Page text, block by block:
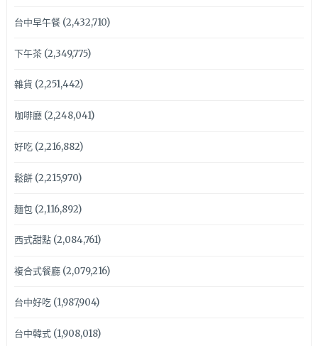
台中早午餐(2,432,710)
下午茶(2,349,775)
雜貨 (2,251,442)
咖啡廳(2,248,041)
好吃(2,216,882)
鬆餅(2,215,970)
麵包(2,116,892)
西式甜點(2,084,761)
複合式餐廳(2,079,216)
台中好吃(1,987,904)
台中韓式(1,908,018)